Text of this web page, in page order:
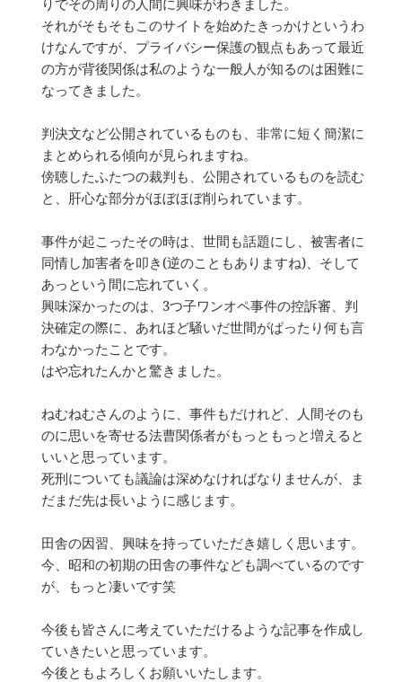
それがそもそもこのサイトを始めたきっかけというわ
けなんですが、プライバシー保護の観点もあって最近
の方が背後関係は私のような一般人が知るのは困難に
なってきました。
判決文など公開されているものも、非常に短く簡潔に
まとめられる傾向が見られますね。
傍聴したふたつの裁判も、公開されているものを読む
と、肝心な部分がほぼほぼ削られています。
事件が起こったその時は、世間も話題にし、被害者に
同情し加害者を叩き(逆のこともありますね)、そして
あっという間に忘れていく。
興味深かったのは、3つ子ワンオペ事件の控訴審、判
決確定の際に、あれほど騒いだ世間がぱったり何も言
わなかったことです。
はや忘れたんかと驚きました。
ねむねむさんのように、事件もだけれど、人間そのも
のに思いを寄せる法曹関係者がもっともっと増えると
いいと思っています。
死刑についても議論は深めなければなりませんが、ま
だまだ先は長いように感じます。
田舎の因習、興味を持っていただき嬉しく思います。
今、昭和の初期の田舎の事件なども調べているのです
が、もっと凄いです笑
今後も皆さんに考えていただけるような記事を作成し
ていきたいと思っています。
今後ともよろしくお願いいたします。